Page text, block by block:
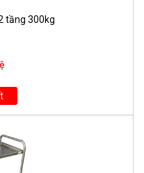
tầng 300kg